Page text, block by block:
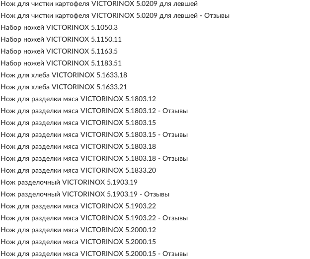
Нож для чистки картофеля VICTORINOX 5.0209 для левшей
Нож для чистки картофеля VICTORINOX 5.0209 для левшей - Отзывы
Набор ножей VICTORINOX 5.1050.3
Набор ножей VICTORINOX 5.1150.11
Набор ножей VICTORINOX 5.1163.5
Набор ножей VICTORINOX 5.1183.51
Нож для хлеба VICTORINOX 5.1633.18
Нож для хлеба VICTORINOX 5.1633.21
Нож для разделки мяса VICTORINOX 5.1803.12
Нож для разделки мяса VICTORINOX 5.1803.12 - Отзывы
Нож для разделки мяса VICTORINOX 5.1803.15
Нож для разделки мяса VICTORINOX 5.1803.15 - Отзывы
Нож для разделки мяса VICTORINOX 5.1803.18
Нож для разделки мяса VICTORINOX 5.1803.18 - Отзывы
Нож для разделки мяса VICTORINOX 5.1833.20
Нож разделочный VICTORINOX 5.1903.19
Нож разделочный VICTORINOX 5.1903.19 - Отзывы
Нож для разделки мяса VICTORINOX 5.1903.22
Нож для разделки мяса VICTORINOX 5.1903.22 - Отзывы
Нож для разделки мяса VICTORINOX 5.2000.12
Нож для разделки мяса VICTORINOX 5.2000.15
Нож для разделки мяса VICTORINOX 5.2000.15 - Отзывы